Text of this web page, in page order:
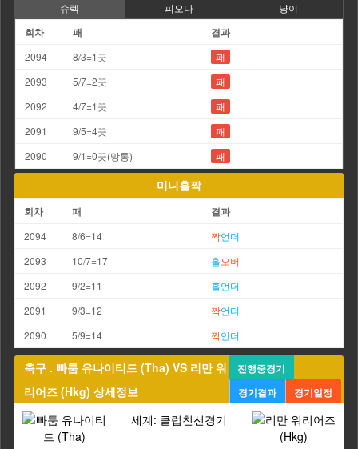
슈렉 피오나 냥이
회차 패 결과
2094 8/3=1끗
패
2093
5/7=2끗
패
2092
4/7=1끗
패
2091
9/5=4끗
패
2090
9/1=0끗(망통) 패
미니홀짝
회차 패 결과
2094 8/6=14 짝언더
2093
10/7=17 홀오버
2092
9/2=11 홀언더
2091
9/3=12 짝언더
2090
5/9=14 짝언더
축구 . 빠툼 유나이티드 (Tha) VS 리만 워
리어즈 (Hkg) 상세정보
진행중경기
경기결과
경기일정
세계: 클럽친선경기